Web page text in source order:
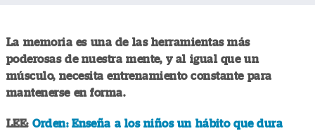
La memoria es una de las herramientas más
poderosas de nuestra mente, y al igual que un
músculo, necesita entrenamiento constante para
mantenerse en forma.
LEE: Orden: Enseña a los niños un hábito que dura